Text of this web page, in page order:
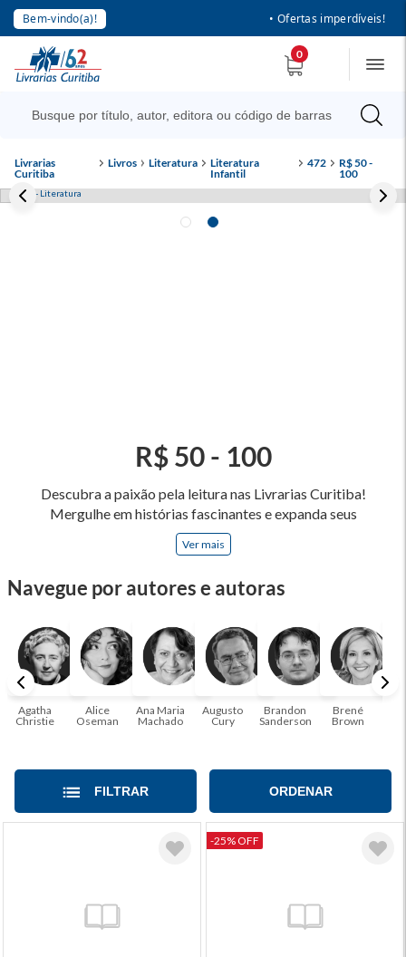
Bem-vindo(a)! • Ofertas imperdíveis!
0
Livrarias
Curitiba
Livros Literatura
Literatura
Infantil
472
R$ 50 -
100
Descubra a paixão pela leitura nas Livrarias Curitiba!
Mergulhe em histórias fascinantes e expanda seus
horizontes, onde cada página é uma porta para novos
universos e perspectivas. Ler nos permite viajar sem sair do
e tenha a oportunidade de alcançar o seu crescimento
passe um tempo no mundo da imaginação! A leitura
transforma vidas e estamos aqui para ajudar a transformar a
sua! Tenha certeza, temos o livro perfeito para você!
Ver mais
R$ 50 - 100
Navegue por autores e autoras
Agatha
Christie
Alice
Oseman
Ana Maria
Machado
Augusto
Cury
Brandon
Sanderson
Brené
Brown
FILTRAR ORDENAR
-25% OFF